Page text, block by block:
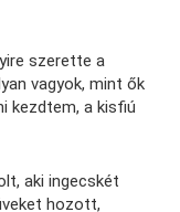
szerette a
vagyok, mint ők
kezdtem, a kisfiú
aki ingecskét
hozott,